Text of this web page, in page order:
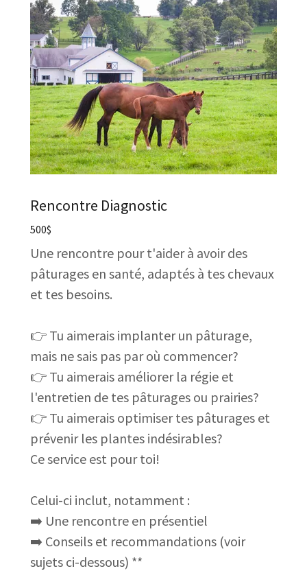
Rencontre Diagnostic
500$
Une rencontre pour t'aider à avoir des
pâturages en santé, adaptés à tes chevaux
et tes besoins.
👉 Tu aimerais implanter un pâturage,
mais ne sais pas par où commencer?
👉 Tu aimerais améliorer la régie et
l'entretien de tes pâturages ou prairies?
👉 Tu aimerais optimiser tes pâturages et
prévenir les plantes indésirables?
Ce service est pour toi!
Celui-ci inclut, notamment :
➡️ Une rencontre en présentiel
➡️ Conseils et recommandations (voir
sujets ci-dessous) **